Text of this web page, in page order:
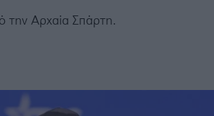
την Αρχαία Σπάρτη.